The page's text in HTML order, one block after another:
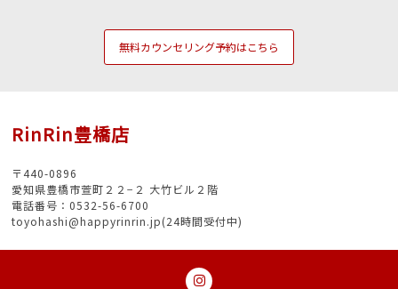
無料カウンセリング予約はこちら
RinRin豊橋店
〒440-0896
愛知県豊橋市萱町２２−２ 大竹ビル２階
電話番号：0532-56-6700
toyohashi@happyrinrin.jp(24時間受付中)